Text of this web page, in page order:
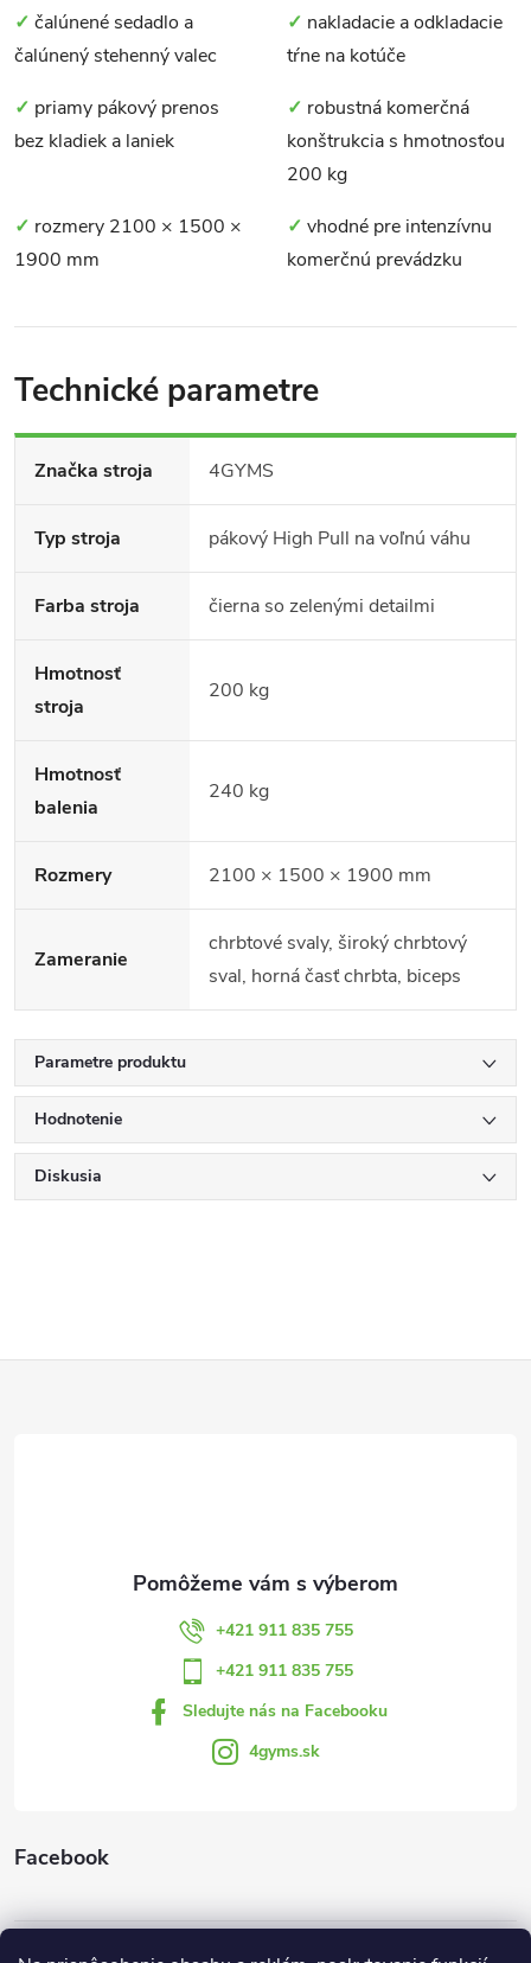
✓ čalúnené sedadlo a
čalúnený stehenný valec
✓ nakladacie a odkladacie
tŕne na kotúče
✓ priamy pákový prenos
bez kladiek a laniek
✓ robustná komerčná
konštrukcia s hmotnosťou
200 kg
✓ rozmery 2100 × 1500 ×
1900 mm
✓ vhodné pre intenzívnu
komerčnú prevádzku
Technické parametre
Značka stroja 4GYMS
Typ stroja pákový High Pull na voľnú váhu
Farba stroja čierna so zelenými detailmi
Hmotnosť
stroja
200 kg
Hmotnosť
balenia
240 kg
Rozmery 2100 × 1500 × 1900 mm
Zameranie
chrbtové svaly, široký chrbtový
sval, horná časť chrbta, biceps
Parametre produktu
Hodnotenie
Diskusia
Facebook
Informácie pre vás
+421 911 835 755
+421 911 835 755
Sledujte nás na Facebooku
4gyms.sk